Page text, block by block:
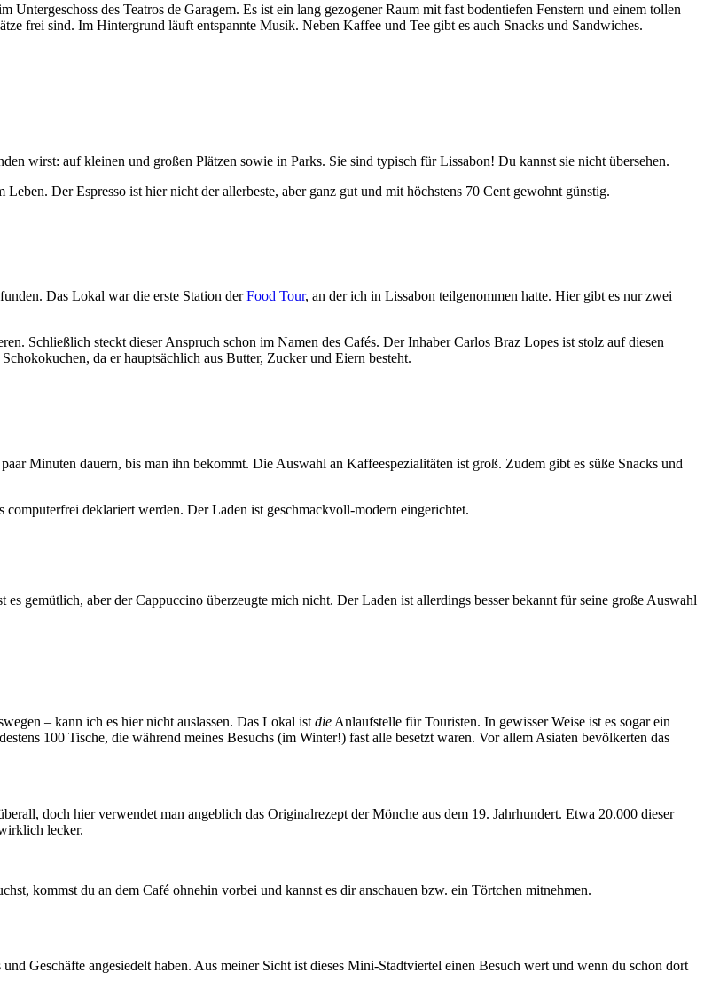
des Teatros de Garagem. Es ist ein lang gezogener Raum mit fast bodentiefen Fenstern und einem tollen
frei sind. Im Hintergrund läuft entspannte Musik. Neben Kaffee und Tee gibt es auch Snacks und Sandwiches.
wirst: auf kleinen und großen Plätzen sowie in Parks. Sie sind typisch für Lissabon! Du kannst sie nicht übersehen.
Der Espresso ist hier nicht der allerbeste, aber ganz gut und mit höchstens 70 Cent gewohnt günstig.
Das Lokal war die erste Station derFood Tour, an der ich in Lissabon teilgenommen hatte. Hier gibt es nur zwei
Schließlich steckt dieser Anspruch schon im Namen des Cafés. Der Inhaber Carlos Braz Lopes ist stolz auf diesen
da er hauptsächlich aus Butter, Zucker und Eiern besteht.
Minuten dauern, bis man ihn bekommt. Die Auswahl an Kaffeespezialitäten ist groß. Zudem gibt es süße Snacks und
deklariert werden. Der Laden ist geschmackvoll-modern eingerichtet.
gemütlich, aber der Cappuccino überzeugte mich nicht. Der Laden ist allerdings besser bekannt für seine große Auswahl
– kann ich es hier nicht auslassen. Das Lokal ist die Anlaufstelle für Touristen. In gewisser Weise ist es sogar ein
100 Tische, die während meines Besuchs (im Winter!) fast alle besetzt waren. Vor allem Asiaten bevölkerten das
doch hier verwendet man angeblich das Originalrezept der Mönche aus dem 19. Jahrhundert. Etwa 20.000 dieser
lecker.
kommst du an dem Café ohnehin vorbei und kannst es dir anschauen bzw. ein Törtchen mitnehmen.
Geschäfte angesiedelt haben. Aus meiner Sicht ist dieses Mini-Stadtviertel einen Besuch wert und wenn du schon dort